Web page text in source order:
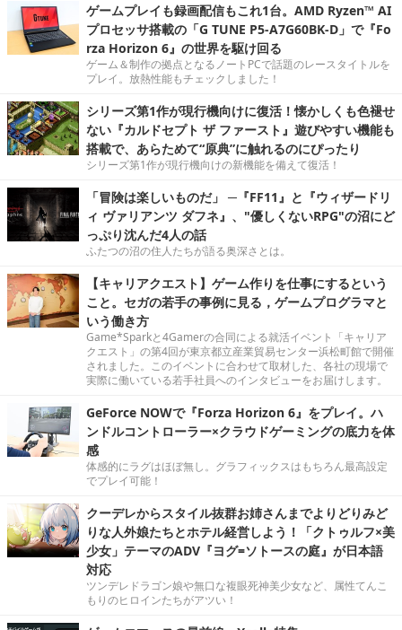
ゲームプレイも録画配信もこれ1台。AMD Ryzen™ AI
プロセッサ搭載の「G TUNE P5-A7G60BK-D」で『Fo
rza Horizon 6』の世界を駆け回る
ゲーム＆制作の拠点となるノートPCで話題のレースタイトルを
プレイ。放熱性能もチェックしました！
シリーズ第1作が現行機向けに復活！懐かしくも色褪せ
ない『カルドセプト ザ ファースト』遊びやすい機能も
搭載で、あらためて“原典”に触れるのにぴったり
シリーズ第1作が現行機向けの新機能を備えて復活！
「冒険は楽しいものだ」 ─『FF11』と『ウィザードリ
ィ ヴァリアンツ ダフネ』、"優しくないRPG"の沼にど
っぷり沈んだ4人の話
ふたつの沼の住人たちが語る奥深さとは。
【キャリアクエスト】ゲーム作りを仕事にするという
こと。セガの若手の事例に見る，ゲームプログラマと
いう働き方
Game*Sparkと4Gamerの合同による就活イベント「キャリア
クエスト」の第4回が東京都立産業貿易センター浜松町館で開催
されました。このイベントに合わせて取材した、各社の現場で
実際に働いている若手社員へのインタビューをお届けします。
GeForce NOWで『Forza Horizon 6』をプレイ。ハ
ンドルコントローラー×クラウドゲーミングの底力を体
感
体感的にラグはほぼ無し。グラフィックスはもちろん最高設定
でプレイ可能！
クーデレからスタイル抜群お姉さんまでよりどりみど
りな人外娘たちとホテル経営しよう！「クトゥルフ×美
少女」テーマのADV『ヨグ=ソトースの庭』が日本語
対応
ツンデレドラゴン娘や無口な複眼死神美少女など、属性てんこ
もりのヒロインたちがアツい！